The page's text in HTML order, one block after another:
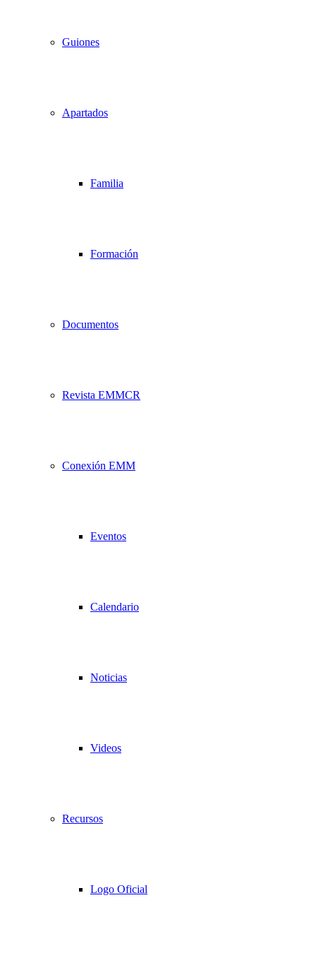
Guiones
Apartados
Familia
Formación
Documentos
Revista EMMCR
Conexión EMM
Eventos
Calendario
Noticias
Videos
Recursos
Logo Oficial